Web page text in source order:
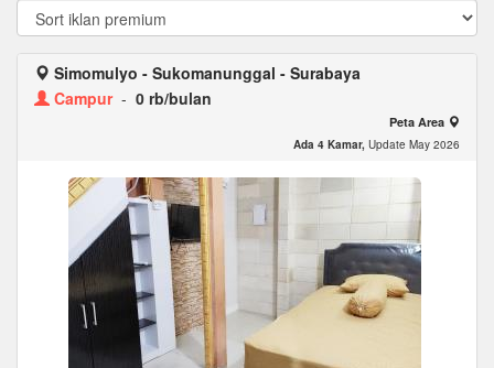
Simomulyo - Sukomanunggal - Surabaya
Campur- 0 rb/bulan
Peta Area
Ada 4 Kamar, Update May 2026